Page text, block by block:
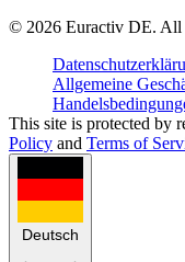
© 2026 Euractiv DE. All
Allgemeine
This site is protected by
Policy and Terms of
Deutsch